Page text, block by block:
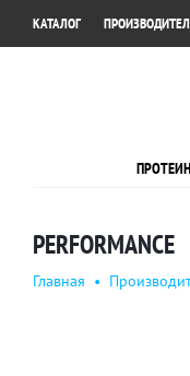
КАТАЛОГ
ПРОТЕИН
PERFORMANCE
Главная •